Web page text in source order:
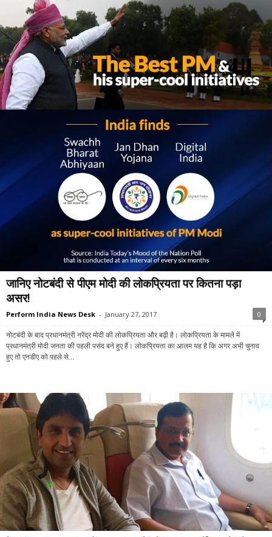
जानिए नोटबंदी से पीएम मोदी की लोकप्रियता पर कितना पड़ा
असर!
Perform India News Desk - January 27, 2017 0
नोटबंदी के बाद प्रधानमंत्री नरेंद्र मोदी की लोकप्रियता और बढ़ी है। लोकप्रियता के मामले में
प्रधानमंत्री मोदी जनता की पहली पसंद बने हुए हैं। लोकप्रियता का आलम यह है कि अगर अभी चुनाव
हुए तो एनडीए को पहले से...